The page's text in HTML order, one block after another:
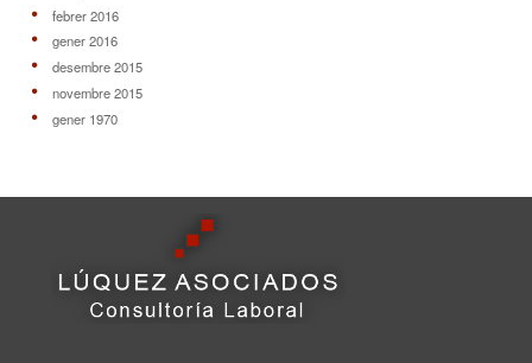
febrer 2016
gener 2016
desembre 2015
novembre 2015
gener 1970